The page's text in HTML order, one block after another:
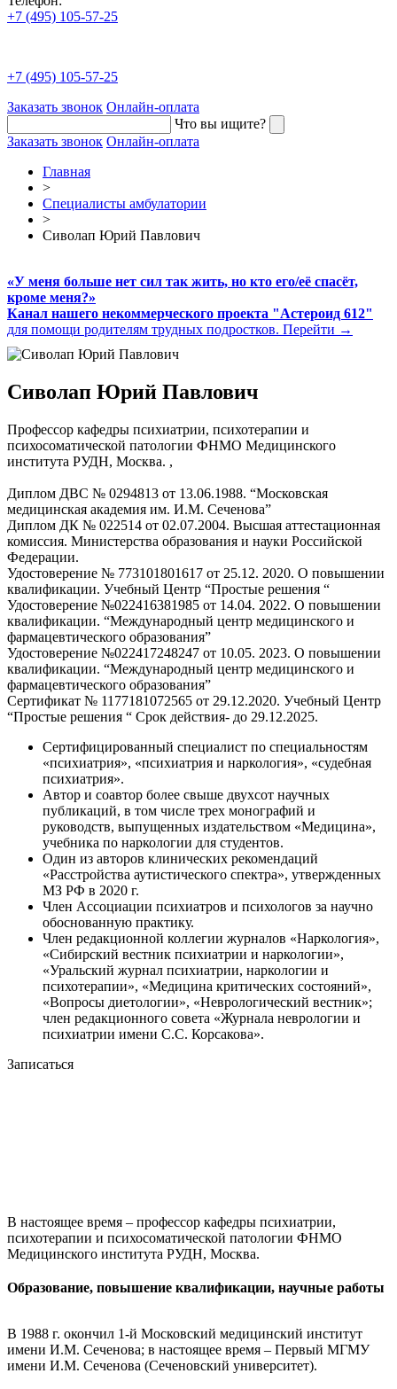
+7 (495) 105-57-25
+7 (495) 105-57-25
Заказать звонок Онлайн-оплата
Что вы ищите?
Заказать звонок Онлайн-оплата
Главная
>
Специалисты амбулатории
>
Сиволап Юрий Павлович
«У меня больше нет сил так жить, но кто его/её спасёт,
кроме меня?»
Канал нашего некоммерческого проекта "Астероид 612"
для помощи родителям трудных подростков. Перейти →
Сиволап Юрий Павлович
Профессор кафедры психиатрии, психотерапии и
психосоматической патологии ФНМО Медицинского
института РУДН, Москва. ,
Диплом ДВС № 0294813 от 13.06.1988. “Московская
медицинская академия им. И.М. Сеченова”
Диплом ДК № 022514 от 02.07.2004. Высшая аттестационная
комиссия. Министерства образования и науки Российской
Федерации.
Удостоверение № 773101801617 от 25.12. 2020. О повышении
квалификации. Учебный Центр “Простые решения “
Удостоверение №022416381985 от 14.04. 2022. О повышении
квалификации. “Международный центр медицинского и
фармацевтического образования”
Удостоверение №022417248247 от 10.05. 2023. О повышении
квалификации. “Международный центр медицинского и
фармацевтического образования”
Сертификат № 1177181072565 от 29.12.2020. Учебный Центр
“Простые решения “ Срок действия- до 29.12.2025.
Сертифицированный специалист по специальностям
«психиатрия», «психиатрия и наркология», «судебная
психиатрия».
Автор и соавтор более свыше двухсот научных
публикаций, в том числе трех монографий и
руководств, выпущенных издательством «Медицина»,
учебника по наркологии для студентов.
Один из авторов клинических рекомендаций
«Расстройства аутистического спектра», утвержденных
МЗ РФ в 2020 г.
Член Ассоциации психиатров и психологов за научно
обоснованную практику.
Член редакционной коллегии журналов «Наркология»,
«Сибирский вестник психиатрии и наркологии»,
«Уральский журнал психиатрии, наркологии и
психотерапии», «Медицина критических состояний»,
«Вопросы диетологии», «Неврологический вестник»;
член редакционного совета «Журнала неврологии и
психиатрии имени С.С. Корсакова».
Записаться
В настоящее время – профессор кафедры психиатрии,
психотерапии и психосоматической патологии ФНМО
Медицинского института РУДН, Москва.
Образование, повышение квалификации, научные работы
В 1988 г. окончил 1-й Московский медицинский институт
имени И.М. Сеченова; в настоящее время – Первый МГМУ
имени И.М. Сеченова (Сеченовский университет).